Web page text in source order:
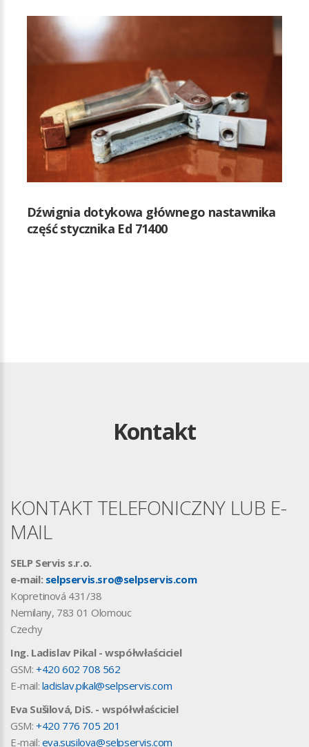
Dźwignia dotykowa głównego nastawnika
część stycznika Ed 71400
Kontakt
KONTAKT TELEFONICZNY LUB E-
MAIL
SELP Servis s.r.o.
e-mail: selpservis.sro@selpservis.com
Kopretinová 431/38
Nemilany, 783 01 Olomouc
Czechy
Ing. Ladislav Pikal -współwłaściciel
GSM: +420 602 708 562
E-mail: ladislav.pikal@selpservis.com
Eva Sušilová, DiS. - współwłaściciel
GSM: +420 776 705 201
E-mail: eva.susilova@selpservis.com